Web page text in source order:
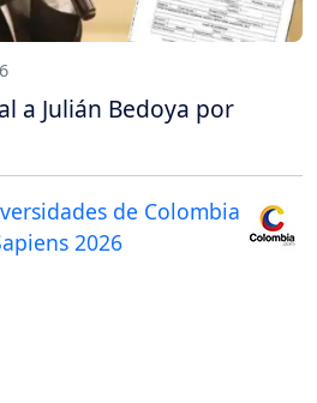
a Julián Bedoya por